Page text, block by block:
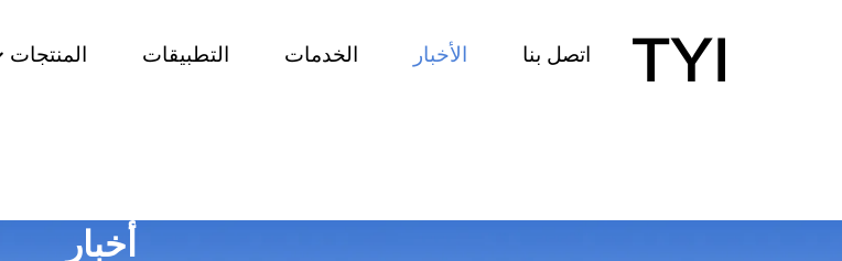
المنتجات التطبيقات الخدمات الأخبار اتصل بنا
أخبار